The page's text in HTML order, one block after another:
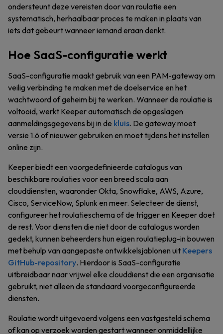
ondersteunt deze vereisten door van roulatie een
systematisch, herhaalbaar proces te maken in plaats van
iets dat gebeurt wanneer iemand eraan denkt.
Hoe SaaS-configuratie werkt
SaaS-configuratie maakt gebruik van een PAM-gateway om
veilig verbinding te maken met de doelservice en het
wachtwoord of geheim bij te werken. Wanneer de roulatie is
voltooid, werkt Keeper automatisch de opgeslagen
aanmeldingsgegevens bij in de kluis. De gateway moet
versie 1.6 of nieuwer gebruiken en moet tijdens het instellen
online zijn.
Keeper biedt een voorgedefinieerde catalogus van
beschikbare roulaties voor een breed scala aan
clouddiensten, waaronder Okta, Snowflake, AWS, Azure,
Cisco, ServiceNow, Splunk en meer. Selecteer de dienst,
configureer het roulatieschema of de trigger en Keeper doet
de rest. Voor diensten die niet door de catalogus worden
gedekt, kunnen beheerders hun eigen roulatieplug-in bouwen
met behulp van aangepaste ontwikkelsjablonen uit Keepers
GitHub-repository. Hierdoor is SaaS-configuratie
uitbreidbaar naar vrijwel elke clouddienst die een organisatie
gebruikt, niet alleen de standaard voorgeconfigureerde
diensten.
Roulatie wordt uitgevoerd volgens een vastgesteld schema
of kan op verzoek worden gestart wanneer onmiddellijke